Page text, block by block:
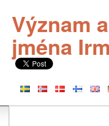
Význam
jména